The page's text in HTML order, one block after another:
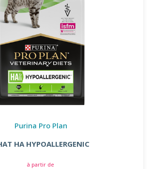
Purina Pro Plan
HA HYPOALLERGENIC
à partir de